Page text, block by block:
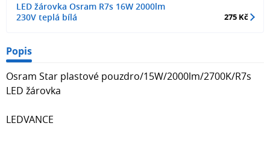
LED žárovka Osram R7s 16W 2000lm
230V teplá bílá
275 Kč
Popis
Osram Star plastové pouzdro/15W/2000lm/2700K/R7s
LED žárovka
LEDVANCE